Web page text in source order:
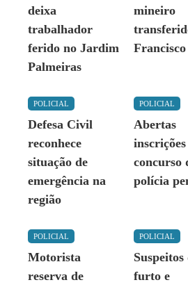
deixa
trabalhador
ferido no Jardim
Palmeiras
mineiro
Francisco
POLICIAL
Defesa Civil
reconhece
situação de
emergência na
região
POLICIAL
Abertas
concurso
polícia
POLICIAL
Motorista
reserva de
POLICIAL
Suspeitos
furto e